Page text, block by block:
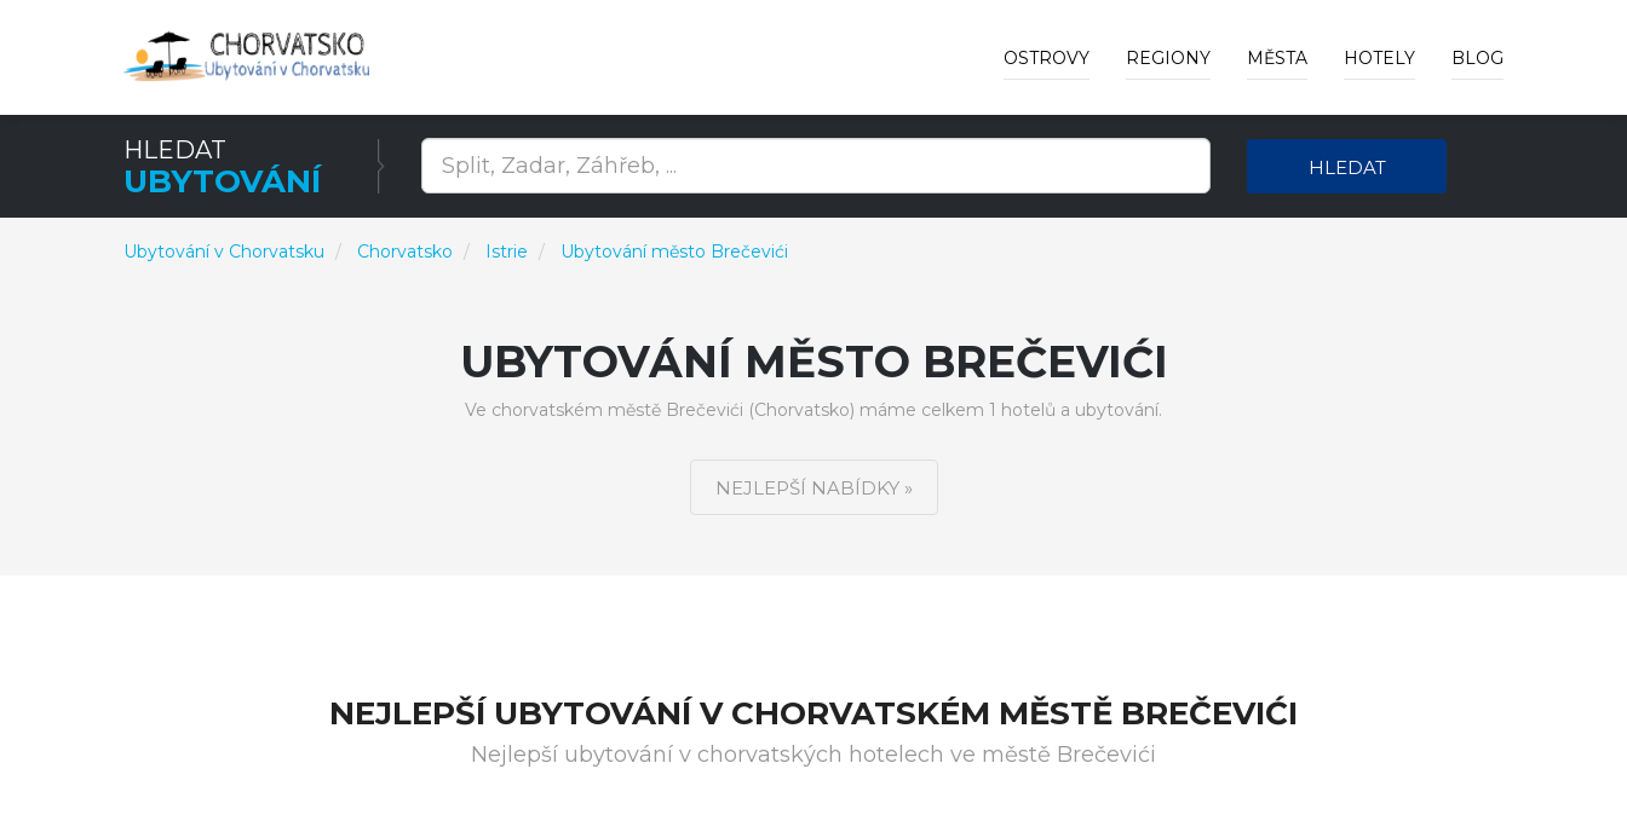
OSTROVY REGIONY MĚSTA HOTELY BLOG
HLEDAT
UBYTOVÁNÍ HLEDAT
Ubytování v Chorvatsku Chorvatsko Istrie Ubytování město Brečevići
UBYTOVÁNÍ MĚSTO BREČEVIĆI
Ve chorvatském městě Brečevići (Chorvatsko) máme celkem 1 hotelů a ubytování.
NEJLEPŠÍ NABÍDKY »
NEJLEPŠÍ UBYTOVÁNÍ V CHORVATSKÉM MĚSTĚ BREČEVIĆI
Nejlepší ubytování v chorvatských hotelech ve městě Brečevići